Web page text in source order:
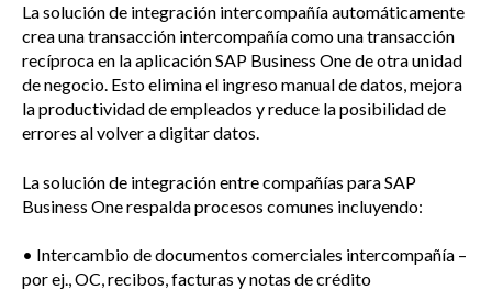
La solución de integración intercompañía automáticamente
crea una transacción intercompañía como una transacción
recíproca en la aplicación SAP Business One de otra unidad
de negocio. Esto elimina el ingreso manual de datos, mejora
la productividad de empleados y reduce la posibilidad de
errores al volver a digitar datos.
La solución de integración entre compañías para SAP
Business One respalda procesos comunes incluyendo:
• Intercambio de documentos comerciales intercompañía –
por ej., OC, recibos, facturas y notas de crédito